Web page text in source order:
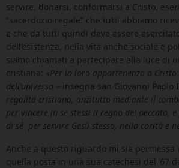
servire, donarsi, conformarsi a Cristo,
“sacerdozio regale” che tutti abbiamo
e che da tutti quindi deve essere
dell’esistenza, nella vita anche sociale e
siamo chiamati a partecipare alla luce di
cristiana: «Per la loro appartenenza a Cristo
dell’universo – insegna san Giovanni Paolo
regalità cristiana, anzitutto mediante il
per vincere in se stessi il regno del peccato,
di sé per servire Gesù stesso, nella carità e
Anche a questo riguardo mi sia permessa
quella posta in una sua catechesi del ’67